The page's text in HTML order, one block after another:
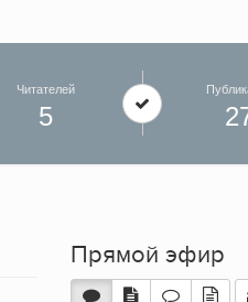
Читателей
5
Прямой эфир